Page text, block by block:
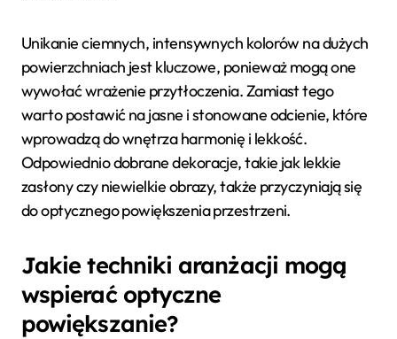
Unikanie ciemnych, intensywnych kolorów na dużych
powierzchniach jest kluczowe, ponieważ mogą one
wywołać wrażenie przytłoczenia. Zamiast tego
warto postawić na jasne i stonowane odcienie, które
wprowadzą do wnętrza harmonię i lekkość.
Odpowiednio dobrane dekoracje, takie jak lekkie
zasłony czy niewielkie obrazy, także przyczyniają się
do optycznego powiększenia przestrzeni.
Jakie techniki aranżacji mogą
wspierać optyczne
powiększanie?